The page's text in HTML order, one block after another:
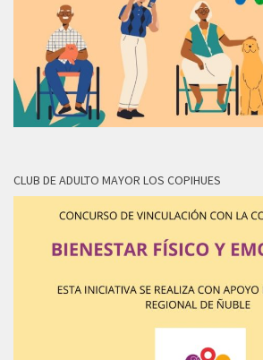
CLUB DE ADULTO MAYOR LOS COPIHUES